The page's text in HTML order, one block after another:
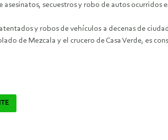
secuestros y robo de autos ocurridos
y robos de vehículos a decenas de
de Mezcala y el crucero de Casa Verde, es